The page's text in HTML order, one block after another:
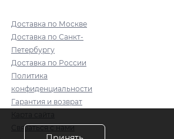
Доставка по Москве
Доставка по Санкт-
Петербургу
Доставка по России
Политика
конфиденциальности
Гарантия и возврат
Связаться с нами